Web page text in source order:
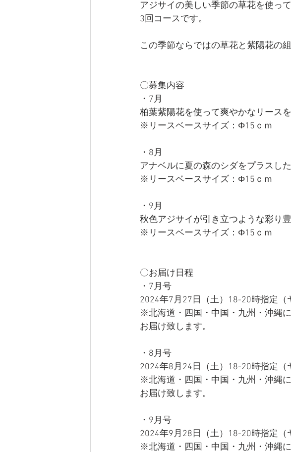
アジサイの美しい季節の草花を使っ
3回コースです。
この季節ならではの草花と紫陽花の
〇募集内容
・7月
柏葉紫陽花を使って爽やかなリースを
※リースベースサイズ：Φ15ｃｍ​
・8月
アナベルに夏の森のシダをプラスし
※リースベースサイズ：Φ15ｃｍ​
・9月
秋色アジサイが引き立つような彩り
※リースベースサイズ：Φ15ｃｍ​
〇お届け日程
・7月号
2024年7月27日（土）18-20時指定（
※北海道・四国・中国・九州・沖縄
お届け致します。
​・8月号
2024年8月24日（土）18-20時指定（
※北海道・四国・中国・九州・沖縄
お届け致します。
​・9月号
2024年9月28日（土）18-20時指定（
※北海道・四国・中国・九州・沖縄